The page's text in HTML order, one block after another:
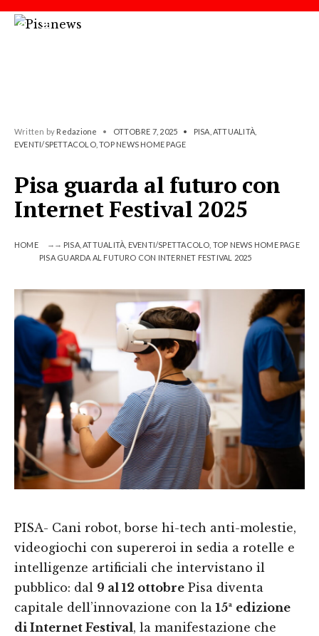
Written by Redazione • OTTOBRE 7, 2025 • PISA ATTUALITÀ,
EVENTI/SPETTACOLO,TOP NEWS HOME PAGE
Pisa guarda al futuro con
Internet Festival 2025
HOME PISA,ATTUALITÀ EVENTI/SPETTACOLO TOP NEWS HOME PAGE
PISA GUARDA AL FUTURO CON INTERNET FESTIVAL 2025
PISA- Cani robot, borse hi-tech anti-molestie,
videogiochi con supereroi in sedia a rotelle e
intelligenze artificiali che intervistano il
pubblico: dal 9 al 12 ottobre Pisa diventa
capitale dell’innovazione con la 15ª edizione
di Internet Festival, la manifestazione che